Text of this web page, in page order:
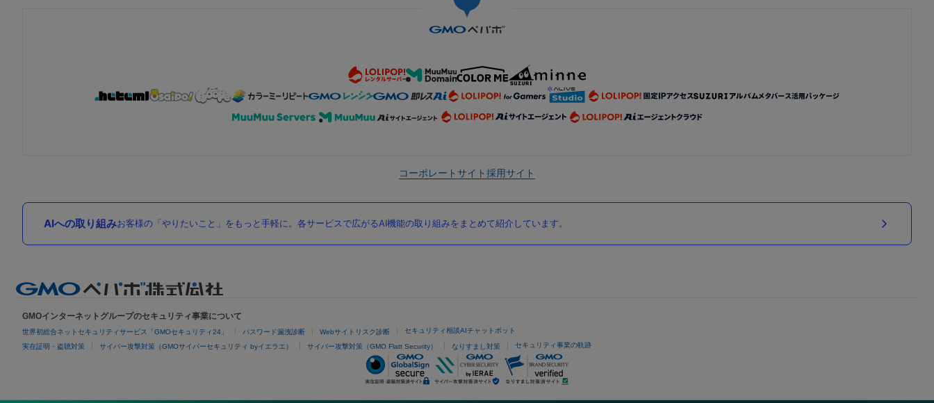
コーポレートサイト採用サイト
AIへの取り組みお客様の「やりたいこと」をもっと手軽に。各サービスで広がるAI機能の取り組みをまとめて紹介しています。
GMOインターネットグループのセキュリティ事業について
世界初総合ネットセキュリティサービス「GMOセキュリティ24」 パスワード漏洩診断 Webサイトリスク診断 セキュリティ相談AIチャットボット
実在証明・盗聴対策 サイバー攻撃対策（GMOサイバーセキュリティ byイエラエ） サイバー攻撃対策（GMO Flatt Security） なりすまし対策 セキュリティ事業の軌跡